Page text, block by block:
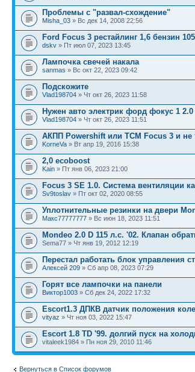
Проблемы с "развал-схождение"
Misha_03 » Вс дек 14, 2008 22:56
Ford Focus 3 рестайлинг 1,6 бензин
dskv » Пт июл 07, 2023 13:45
Лампочка свечей накала
sanmas » Вс окт 22, 2023 09:42
Подскожите
Vlad198704 » Чт окт 26, 2023 11:58
Нужен авто электрик форд фокус 1
Vlad198704 » Чт окт 26, 2023 11:51
АКПП Powershift или ТСМ Focus 3 и не
KorneVa » Вт апр 19, 2016 15:38
2,0 ecoboost
Kain » Пт янв 06, 2023 21:00
Focus 3 SE 1.0. Система вентиляции
Sv9toslav » Пт окт 02, 2020 08:55
Уплотнительные резинки на двери
Макс77777777 » Вс июн 18, 2023 11:51
Mondeo 2.0 D 115 л.с. '02. Клапан
Sema77 » Чт янв 19, 2012 12:19
Перестал работать блок управления
Алексей 209 » Сб апр 08, 2023 07:29
Горят все лампочки на панели
Виктор1003 » Сб дек 24, 2022 17:32
Escort1.3 ДПКВ датчик положения
vityaz » Чт ноя 03, 2022 15:47
Escort 1.8 TD '99. долгий пуск на
vitaleek1984 » Пн ноя 29, 2010 11:46
Вернуться в Список форумов